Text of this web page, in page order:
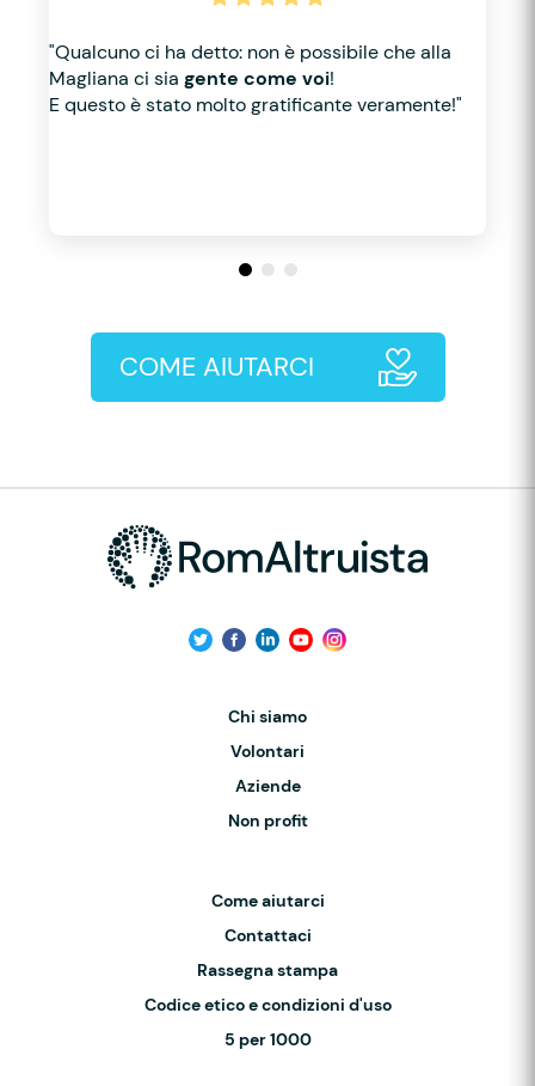
"Qualcuno ci ha detto: non è possibile che alla
Magliana ci sia gente come voi!
E questo è stato molto gratificante veramente!"
COME AIUTARCI
Chi siamo
Volontari
Aziende
Non profit
Come aiutarci
Contattaci
Rassegna stampa
Codice etico e condizioni d'uso
5 per 1000